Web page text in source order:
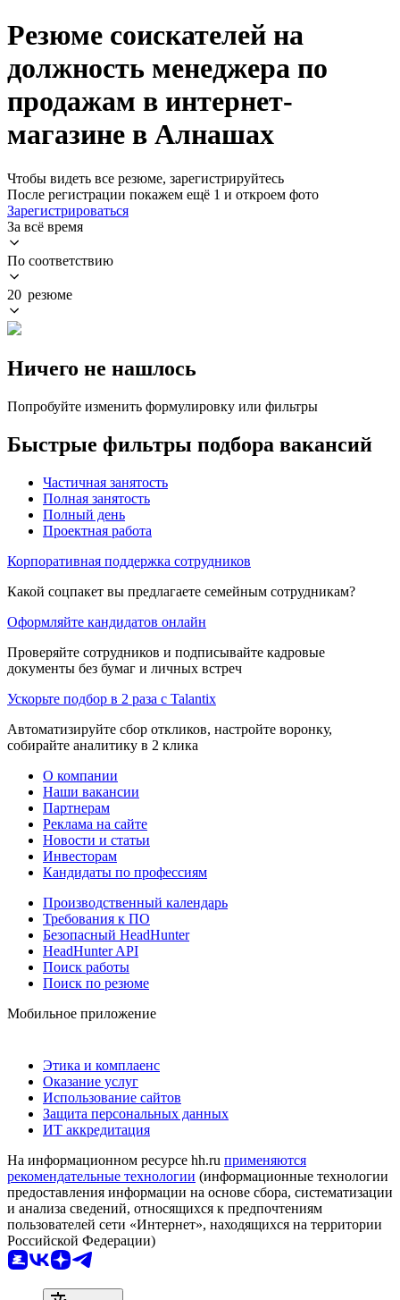
Резюме соискателей на
должность менеджера по
продажам в интернет-
магазине в Алнашах
Чтобы видеть все резюме, зарегистрируйтесь
После регистрации покажем ещё 1 и откроем фото
Зарегистрироваться
За всё время
По соответствию
20 резюме
Ничего не нашлось
Попробуйте изменить формулировку или фильтры
Быстрые фильтры подбора вакансий
Частичная занятость
Полная занятость
Полный день
Проектная работа
Корпоративная поддержка сотрудников
Какой соцпакет вы предлагаете семейным сотрудникам?
Оформляйте кандидатов онлайн
Проверяйте сотрудников и подписывайте кадровые
документы без бумаг и личных встреч
Ускорьте подбор в 2 раза с Talantix
Автоматизируйте сбор откликов, настройте воронку,
собирайте аналитику в 2 клика
О компании
Наши вакансии
Партнерам
Реклама на сайте
Новости и статьи
Инвесторам
Кандидаты по профессиям
Производственный календарь
Требования к ПО
Безопасный HeadHunter
HeadHunter API
Поиск работы
Поиск по резюме
Мобильное приложение
Этика и комплаенс
Оказание услуг
Использование сайтов
Защита персональных данных
ИТ аккредитация
На информационном ресурсе hh.ru применяются
рекомендательные технологии (информационные технологии
предоставления информации на основе сбора, систематизации
и анализа сведений, относящихся к предпочтениям
пользователей сети «Интернет», находящихся на территории
Российской Федерации)